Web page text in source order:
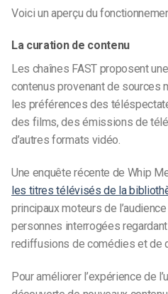
Voici un aperçu du
La curation de contenu
Les chaînes FAST proposent
contenus provenant de sources
les préférences des
des films, des émissions de
d’autres formats vidéo.
Une enquête récente de Whip
les titres télévisés de la
principaux moteurs de
personnes interrogées
rediffusions de comédies et de
Pour améliorer l’expérience de